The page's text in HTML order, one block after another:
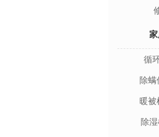
循
除螨
暖被
除